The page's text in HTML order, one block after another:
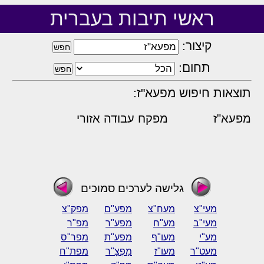
ראשי תיבות בעברית
קיצור:
תחום:
תוצאות חיפוש מפעא"ז:
מפעא"ז מפקח עבודה אזורי
גלישה לערכים סמוכים
מעי"צ מעח"צ מפע"ם
מפק"צ
מעי"ב
מע"ח מפע"ר
מפ"ר
מע"י
מעו"ף מפע"ת
מפר"ס
מעט"ר
מעו"ז מַפְצָ"ר
מפת"ח